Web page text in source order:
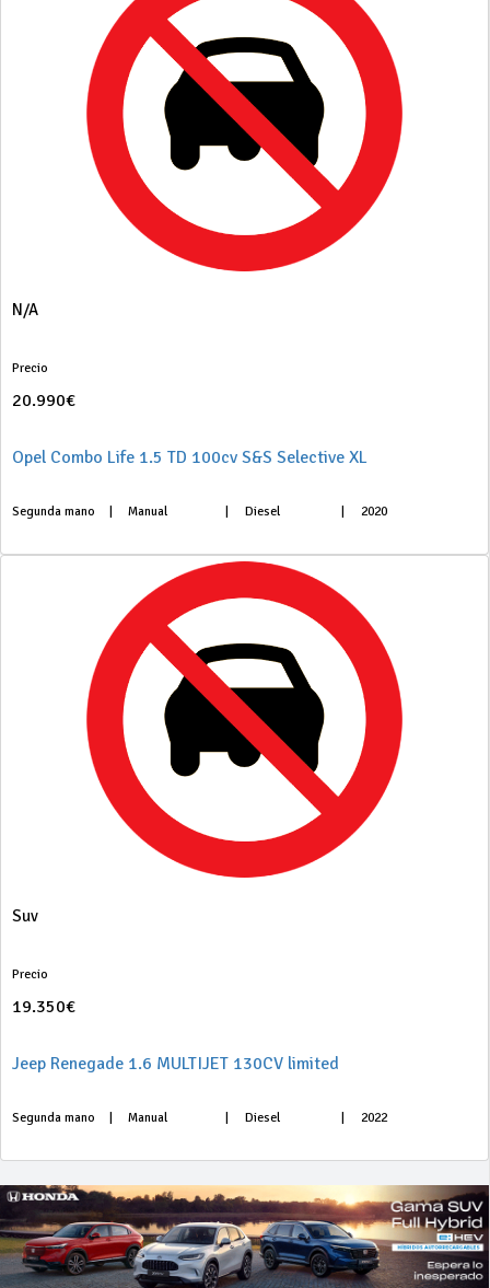
N/A
Precio
20.990€
Opel Combo Life 1.5 TD 100cv S&S Selective XL
Segunda mano Manual Diesel 2020
Suv
Precio
19.350€
Jeep Renegade 1.6 MULTIJET 130CV limited
Segunda mano Manual Diesel 2022